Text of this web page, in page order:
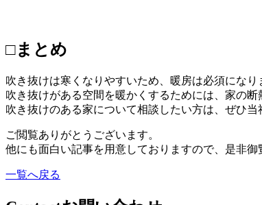
□まとめ
吹き抜けは寒くなりやすいため、暖房は必須になり
吹き抜けがある空間を暖かくするためには、家の
吹き抜けのある家について相談したい方は、ぜひ当
ご閲覧ありがとうございます。
他にも面白い記事を用意しておりますので、是非御
一覧へ戻る